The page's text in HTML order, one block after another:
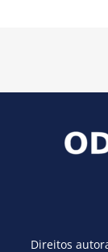
Direitos